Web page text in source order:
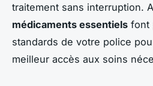
traitement sans interruption.
médicaments essentiels font
standards de votre police
meilleur accès aux soins